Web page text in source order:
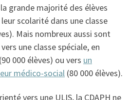
grande majorité des élèves
scolarité dans une classe
Mais nombreux aussi sont
une classe spéciale, en
(90 000 élèves) ou vers un
médico-social (80 000 élèves).
vers une ULIS, la CDAPH ne